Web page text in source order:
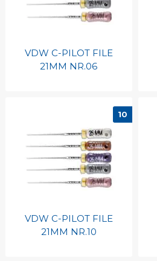
VDW C-PILOT FILE
21MM NR.06
10
VDW C-PILOT FILE
21MM NR.10